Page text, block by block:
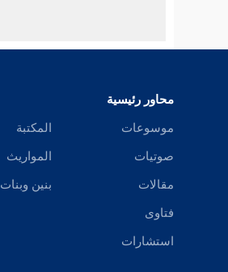
محاور رئيسية
موسوعات
صوتيات
مقالات
فتاوى
استشارات
المكتبة
المواريث
بنين وبنات